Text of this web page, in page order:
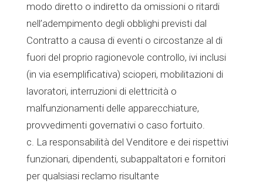
modo diretto o indiretto da omissioni o ritardi
nell’adempimento degli obblighi previsti dal
Contratto a causa di eventi o circostanze al di
fuori del proprio ragionevole controllo, ivi inclusi
(in via esemplificativa) scioperi, mobilitazioni di
lavoratori, interruzioni di elettricità o
malfunzionamenti delle apparecchiature,
provvedimenti governativi o caso fortuito.
c. La responsabilità del Venditore e dei rispettivi
funzionari, dipendenti, subappaltatori e fornitori
per qualsiasi reclamo risultante